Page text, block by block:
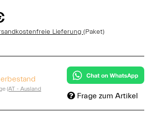
Lieferung (Paket)
(AT - Ausland
Frage zum Artikel